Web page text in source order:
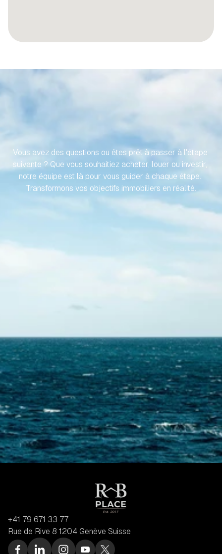
EFFORT
Vous avez des questions ou êtes prêt à passer à l'étape
suivante ? Que vous souhaitiez acheter, louer ou investir,
notre équipe est là pour vous guider à chaque étape.
Transformons vos objectifs immobiliers en réalité.
+41 79 671 33 77
Rue de Rive 8 1204 Genève Suisse